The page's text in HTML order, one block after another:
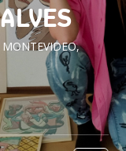
MONTEVIDEO,